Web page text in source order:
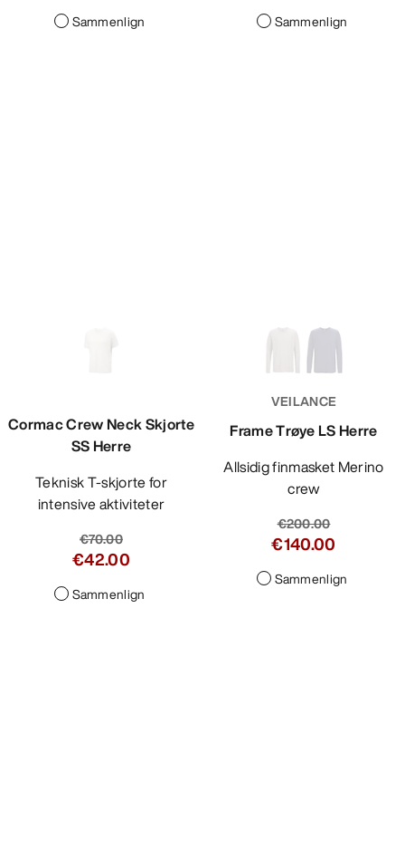
Sammenlign Sammenlign
Cormac Crew Neck Skjorte
SS Herre
Teknisk T-skjorte for
intensive aktiviteter
€70.00
€42.00
Sammenlign
VEILANCE
Frame Trøye LS Herre
Allsidig finmasket Merino
crew
€200.00
€140.00
Sammenlign